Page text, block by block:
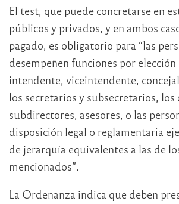
El test, que puede concretarse en
públicos y privados, y en ambos
pagado, es obligatorio para “las
desempeñen funciones por
intendente, viceintendente,
los secretarios y subsecretarios,
subdirectores, asesores, o las
disposición legal o reglamentaria
de jerarquía equivalentes a las de
mencionados”.
La Ordenanza indica que deben